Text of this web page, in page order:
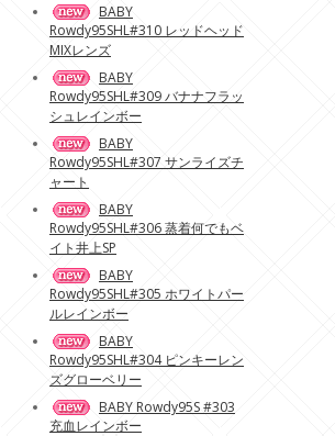
BABY
Rowdy95SHL#310 レッドヘッド
MIXレンズ
BABY
Rowdy95SHL#309 バナナフラッ
シュレインボー
BABY
Rowdy95SHL#307 サンライズチ
ャート
BABY
Rowdy95SHL#306 蒸着何でもベ
イト井上SP
BABY
Rowdy95SHL#305 ホワイトパー
ルレインボー
BABY
Rowdy95SHL#304 ピンキーレン
ズグローベリー
BABY Rowdy95S #303
充血レインボー